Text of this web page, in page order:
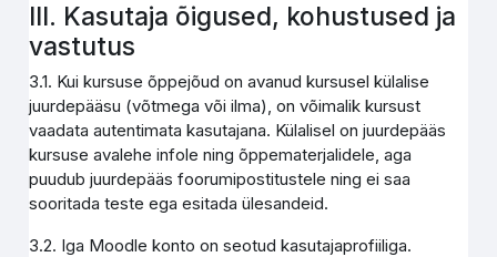
III. Kasutaja õigused, kohustused ja
vastutus
3.1. Kui kursuse õppejõud on avanud kursusel külalise
juurdepääsu (võtmega või ilma), on võimalik kursust
vaadata autentimata kasutajana. Külalisel on juurdepääs
kursuse avalehe infole ning õppematerjalidele, aga
puudub juurdepääs foorumipostitustele ning ei saa
sooritada teste ega esitada ülesandeid.
3.2. Iga Moodle konto on seotud kasutajaprofiiliga.